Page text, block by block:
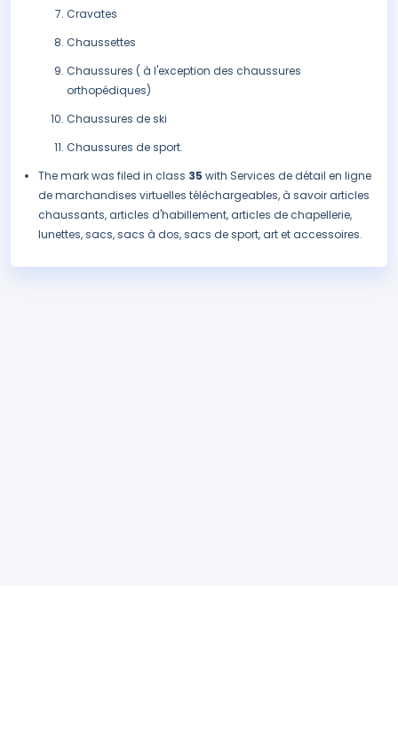
Cravates
Chaussettes
Chaussures ( à l'exception des chaussures
orthopédiques)
Chaussures de ski
Chaussures de sport.
The mark was filed in class 35 with Services de détail en ligne
de marchandises virtuelles téléchargeables, à savoir articles
chaussants, articles d'habillement, articles de chapellerie,
lunettes, sacs, sacs à dos, sacs de sport, art et accessoires.